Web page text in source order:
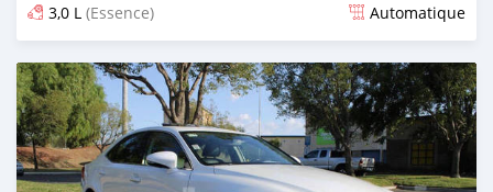
3,0 L (Essence) Automatique
Publié il y a plus d'un an